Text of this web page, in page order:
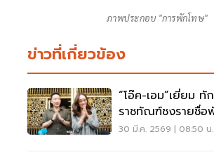
ภาพประกอบ "การพักโทษ"
ข่าวที่เกี่ยวข้อง
“โอ๊ค-เอม”เยี่ยม
ราชทัณฑ์ชงรายชื่อ
มี.ค.นี้
30 มี.ค. 2569 | 08:50 น.